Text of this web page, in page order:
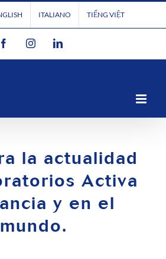
ITALIANO TIẾNG VIỆT
FacebookInstagramLinkedIn
la actualidad
Activa
y en el
mundo.